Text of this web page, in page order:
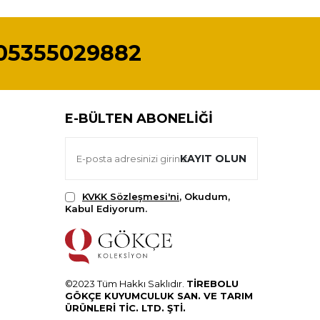
E-BÜLTEN ABONELIĞI
KAYIT OLUN
KVKK Sözleşmesi'ni, Okudum,
Kabul Ediyorum.
©2023 Tüm Hakkı Saklıdır. TİREBOLU
GÖKÇE KUYUMCULUK SAN. VE TARIM
ÜRÜNLERİ TİC. LTD. ŞTİ.